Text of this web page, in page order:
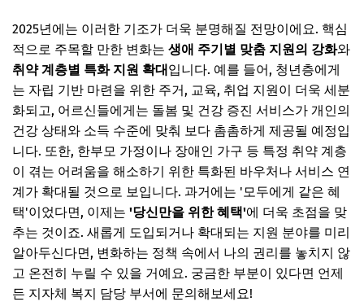
에너지 바우처 및 난방비 지원
문화누리 카드와 여가/자기계발 지원
아이돌봄 서비스 및 교육비 지원
의료비 경감 및 건강 증진 프로그램
📌 지금 뜨는 꿀정보! 놓치지 마세요
추가할인 코드 WRVE6
복지 정책 신청 시 주의할 점 및 오해 피하기
신청 자격 요건 꼼꼼히 확인하기
필요 서류 미리 준비하고 정확히 제출하기
중복 수혜 가능 여부 및 제한 사항 파악
2025년에는 이러한 기조가 더욱 분명해질 전망이에요. 핵심
적으로 주목할 만한 변화는 생애 주기별 맞춤 지원의 강화와
취약 계층별 특화 지원 확대입니다. 예를 들어, 청년층에게
는 자립 기반 마련을 위한 주거, 교육, 취업 지원이 더욱 세분
화되고, 어르신들에게는 돌봄 및 건강 증진 서비스가 개인의
건강 상태와 소득 수준에 맞춰 보다 촘촘하게 제공될 예정입
니다. 또한, 한부모 가정이나 장애인 가구 등 특정 취약 계층
이 겪는 어려움을 해소하기 위한 특화된 바우처나 서비스 연
계가 확대될 것으로 보입니다. 과거에는 '모두에게 같은 혜
택'이었다면, 이제는 '당신만을 위한 혜택'에 더욱 초점을 맞
추는 것이죠. 새롭게 도입되거나 확대되는 지원 분야를 미리
알아두신다면, 변화하는 정책 속에서 나의 권리를 놓치지 않
고 온전히 누릴 수 있을 거예요. 궁금한 부분이 있다면 언제
든 지자체 복지 담당 부서에 문의해보세요!